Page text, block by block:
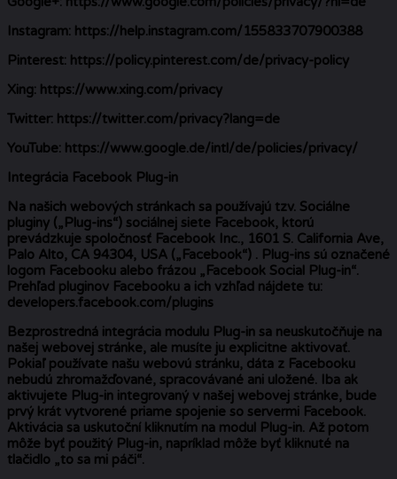
Instagram: https://help.instagram.com/155833707900388
Pinterest: https://policy.pinterest.com/de/privacy-policy
Xing: https://www.xing.com/privacy
Twitter: https://twitter.com/privacy?lang=de
YouTube: https://www.google.de/intl/de/policies/privacy/
Integrácia Facebook Plug-in
Na našich webových stránkach sa používajú tzv. Sociálne
pluginy („Plug-ins“) sociálnej siete Facebook, ktorú
prevádzkuje spoločnosť Facebook Inc., 1601 S. California Ave,
Palo Alto, CA 94304, USA („Facebook“) . Plug-ins sú označené
logom Facebooku alebo frázou „Facebook Social Plug-in“.
Prehľad pluginov Facebooku a ich vzhľad nájdete tu:
developers.facebook.com/plugins
Bezprostredná integrácia modulu Plug-in sa neuskutočňuje na
našej webovej stránke, ale musíte ju explicitne aktivovať.
Pokiaľ používate našu webovú stránku, dáta z Facebooku
nebudú zhromažďované, spracovávané ani uložené. Iba ak
aktivujete Plug-in integrovaný v našej webovej stránke, bude
prvý krát vytvorené priame spojenie so servermi Facebook.
Aktivácia sa uskutoční kliknutím na modul Plug-in. Až potom
môže byť použitý Plug-in, napríklad môže byť kliknuté na
tlačidlo „to sa mi páči“.